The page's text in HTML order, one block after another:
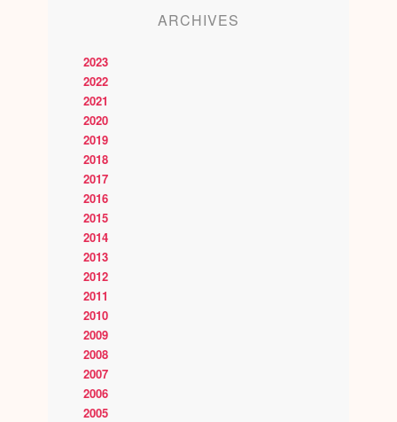
ARCHIVES
2023
2022
2021
2020
2019
2018
2017
2016
2015
2014
2013
2012
2011
2010
2009
2008
2007
2006
2005